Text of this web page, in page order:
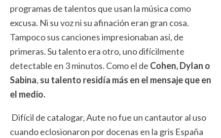
programas de talentos que usan la música como
excusa. Ni su voz ni su afinación eran gran cosa.
Tampoco sus canciones impresionaban así, de
primeras. Su talento era otro, uno difícilmente
detectable en 3 minutos. Como el de Cohen, Dylan o
Sabina, su talento residía más en el mensaje que en
el medio.
Difícil de catalogar, Aute no fue un cantautor al uso
cuando eclosionaron por docenas en la gris España